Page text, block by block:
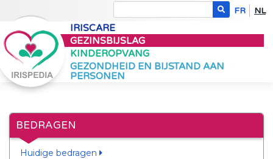
FR NL
IRISCARE
GEZINSBIJSLAG
KINDEROPVANG
GEZONDHEID EN BIJSTAND AAN
PERSONEN
BEDRAGEN
Huidige bedragen